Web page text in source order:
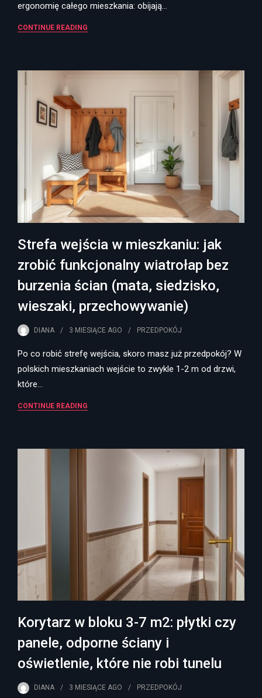
ergonomię całego mieszkania: obijają…
CONTINUE READING
Strefa wejścia w mieszkaniu: jak
zrobić funkcjonalny wiatrołap bez
burzenia ścian (mata, siedzisko,
wieszaki, przechowywanie)
DIANA 3 MIESIĄCE AGO PRZEDPOKÓJ
Po co robić strefę wejścia, skoro masz już przedpokój? W
polskich mieszkaniach wejście to zwykle 1-2 m od drzwi,
które…
CONTINUE READING
Korytarz w bloku 3-7 m2: płytki czy
panele, odporne ściany i
oświetlenie, które nie robi tunelu
DIANA 3 MIESIĄCE AGO PRZEDPOKÓJ